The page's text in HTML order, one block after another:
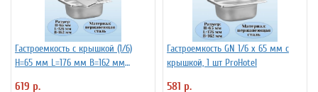
Гастроемкость с крышкой (1/6)
H=65 мм L=176 мм B=162 мм
619 р.
Гастроемкость GN 1/6 х 65 мм с
крышкой, 1 шт ProHotel
581 р.